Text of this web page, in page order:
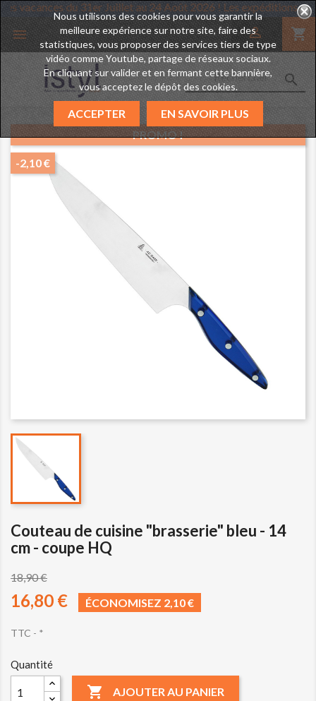
des vacances du 31er Juillet au 24 Août 2026 ! Les
 shopping_cart


Nous utilisons des cookies pour vous garantir la
meilleure expérience sur notre site, faire des
statistiques, vous proposer des services tiers de type
vidéo comme Youtube, partage de réseaux sociaux.
En cliquant sur valider et en fermant cette bannière,
vous acceptez le dépôt des cookies.
ACCEPTER
EN SAVOIR PLUS
PROMO !
-2,10 €
Couteau de cuisine "brasserie" bleu - 14
cm - coupe HQ
18,90 €
16,80 € ÉCONOMISEZ 2,10 €
TTC *
Quantité
 AJOUTER AU PANIER